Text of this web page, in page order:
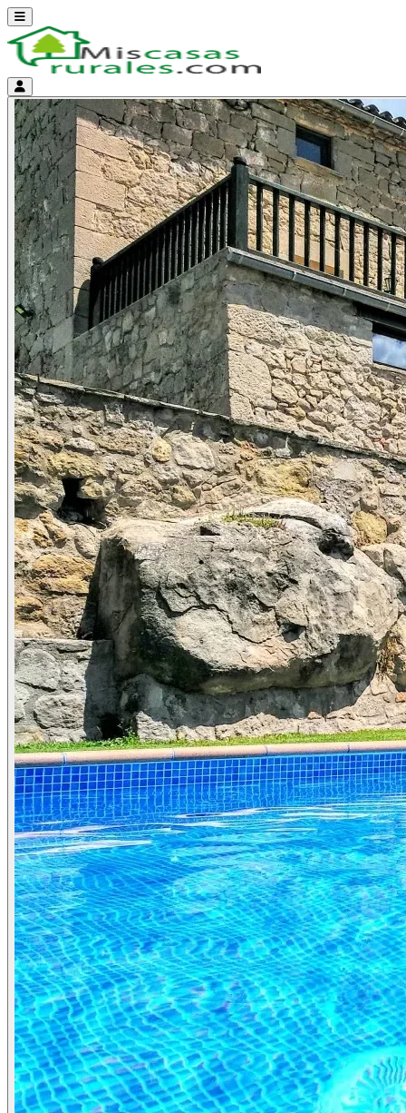
Abrir menú
Menú de cuenta